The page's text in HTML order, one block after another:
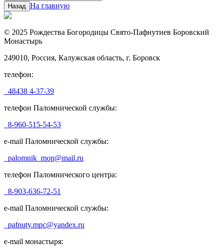
Назад На главную
© 2025 Рождества Богородицы Свято-Пафнутиев Боровский
Монастырь
249010, Россия, Калужская область, г. Боровск
телефон:
48438 4-37-39
телефон Паломнической службы:
8-960-515-54-53
e-mail Паломнической службы:
palomnik_mon@mail.ru
телефон Паломнического центра:
8-903-636-72-51
e-mail Паломнической службы:
pafnuty.mpc@yandex.ru
e-mail монастыря: